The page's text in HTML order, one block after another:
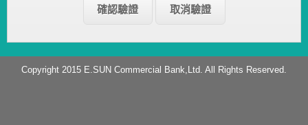
Copyright 2015 E.SUN Commercial Bank,Ltd. All Rights Reserved.